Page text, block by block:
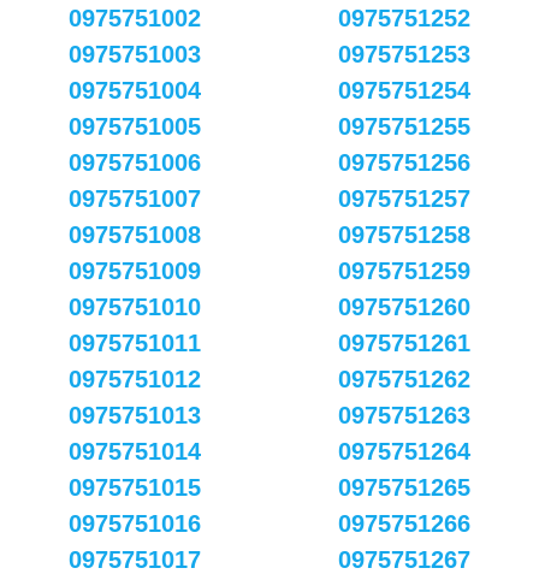
0975751002
0975751003
0975751004
0975751005
0975751006
0975751007
0975751008
0975751009
0975751010
0975751011
0975751012
0975751013
0975751014
0975751015
0975751016
0975751017
0975751252
0975751253
0975751254
0975751255
0975751256
0975751257
0975751258
0975751259
0975751260
0975751261
0975751262
0975751263
0975751264
0975751265
0975751266
0975751267